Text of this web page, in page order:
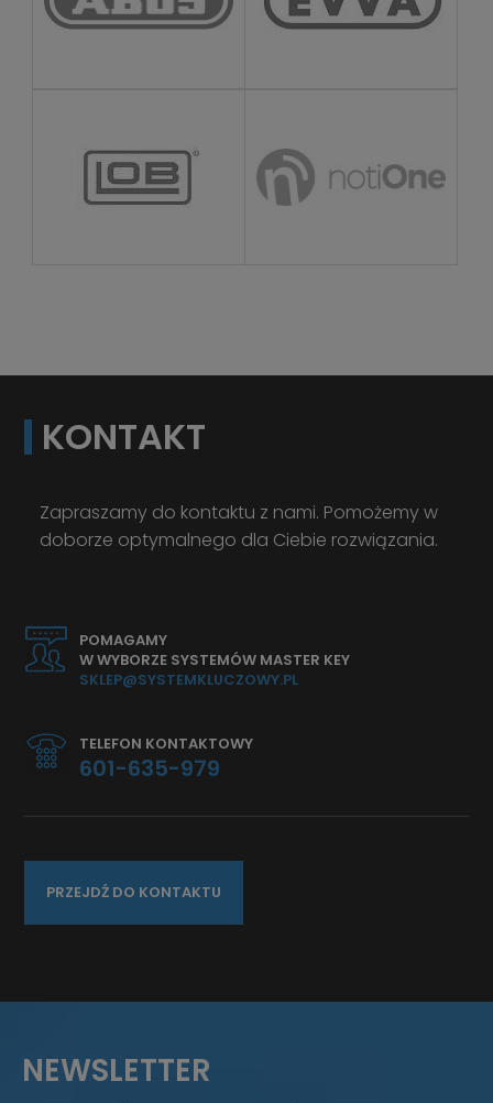
KONTAKT
Zapraszamy do kontaktu z nami. Pomożemy w
doborze optymalnego dla Ciebie rozwiązania.
POMAGAMY
W WYBORZE SYSTEMÓW MASTER KEY
SKLEP@SYSTEMKLUCZOWY.PL
TELEFON KONTAKTOWY
601-635-979
PRZEJDŹ DO KONTAKTU
NEWSLETTER